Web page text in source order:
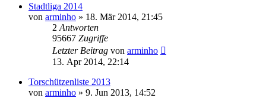
Stadtliga 2014
von arminho » 18. Mär 2014, 21:45
2 Antworten
95667 Zugriffe
Letzter Beitrag von arminho
13. Apr 2014, 22:14
Torschützenliste 2013
von arminho » 9. Jun 2013, 14:52